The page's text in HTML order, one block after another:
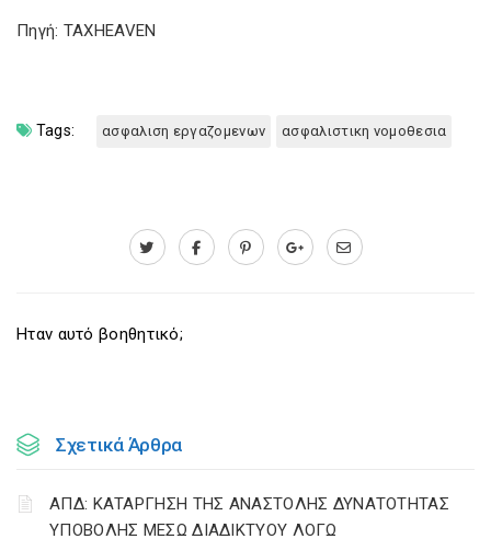
Πηγή: TAXHEAVEN
Tags: ασφαλιση εργαζομενων ασφαλιστικη νομοθεσια
Ηταν αυτό βοηθητικό;
Σχετικά Άρθρα
ΑΠΔ: ΚΑΤΑΡΓΗΣΗ ΤΗΣ ΑΝΑΣΤΟΛΗΣ ΔΥΝΑΤΟΤΗΤΑΣ
ΥΠΟΒΟΛΗΣ ΜΕΣΩ ΔΙΑΔΙΚΤΥΟΥ ΛΟΓΩ